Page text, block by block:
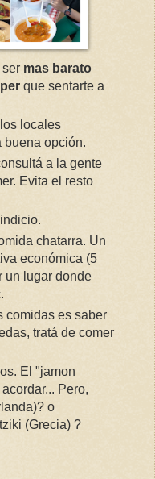
ser mas barato
que sentarte a
locales
buena opción.
a la gente
Evita el resto
chatarra. Un
económica (5
un lugar donde
comidas es saber
tratá de comer
El "jamon
Pero,
o
(Grecia) ?